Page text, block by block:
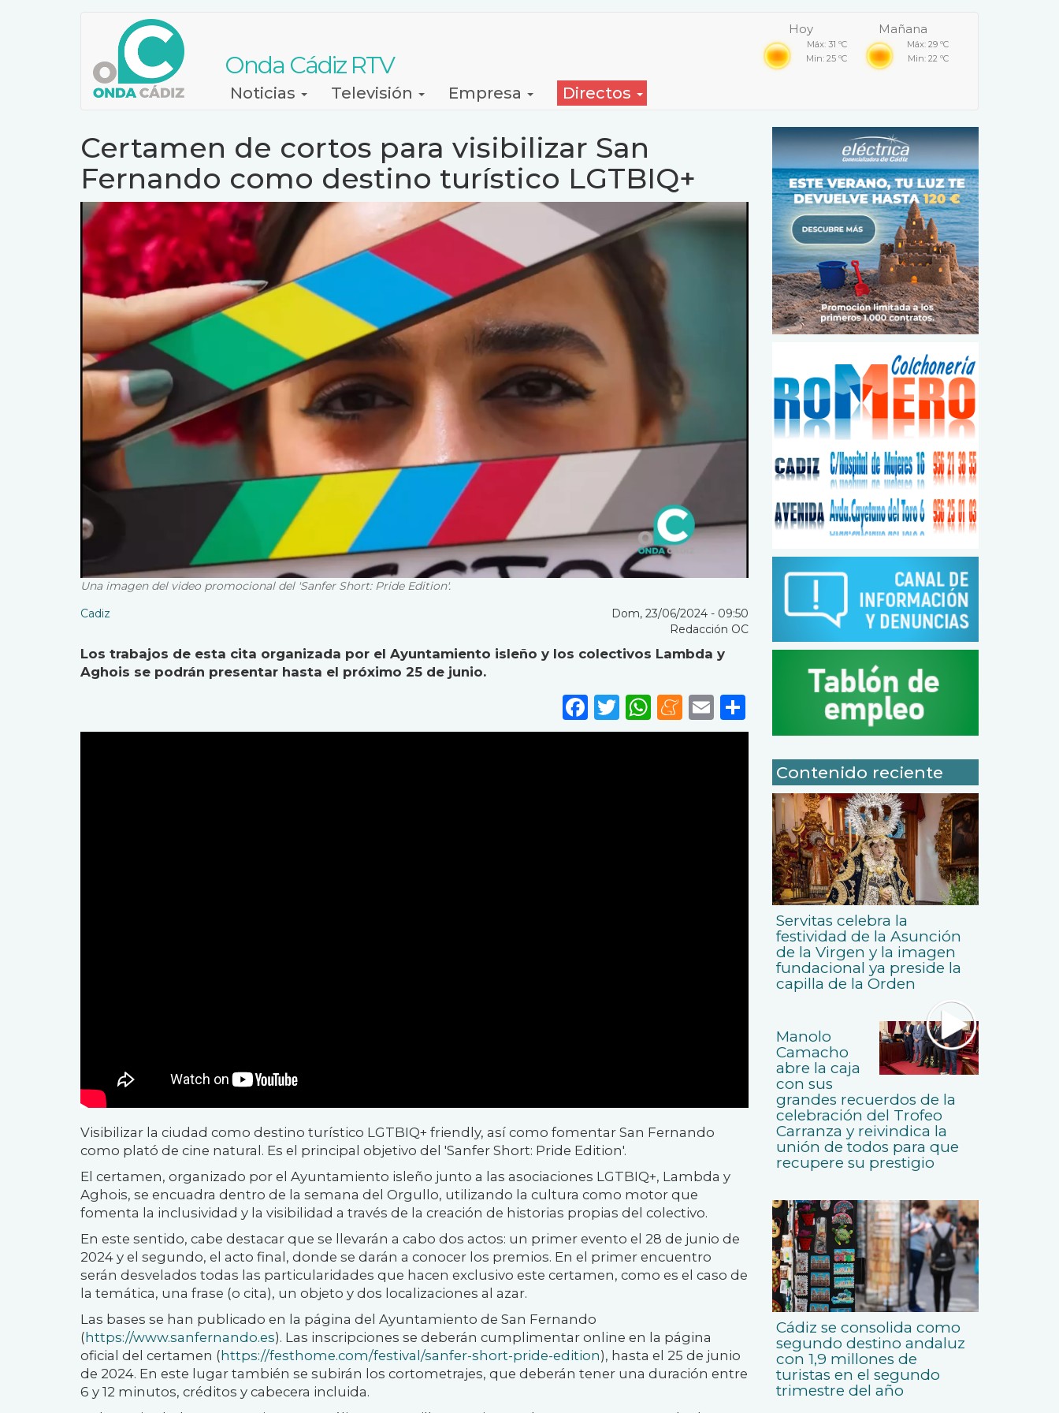
Onda Cádiz RTV
Hoy
Máx: 31 ºC
Min: 25 ºC
Mañana
Máx: 29 ºC
Min: 22 ºC
NavegaciónNoticias Televisión Empresa Directos
Certamen de cortos para visibilizar San
Fernando como destino turístico LGTBIQ+
Una imagen del video promocional del 'Sanfer Short: Pride Edition'.
Cadiz
Dom, 23/06/2024 - 09:50
Redacción OC
Los trabajos de esta cita organizada por el Ayuntamiento isleño y los colectivos Lambda y
Aghois se podrán presentar hasta el próximo 25 de junio.
Facebook
Twitter
WhatsApp
Meneame
EmailShare
Visibilizar la ciudad como destino turístico LGTBIQ+ friendly, así como fomentar San Fernando
como plató de cine natural. Es el principal objetivo del 'Sanfer Short: Pride Edition'.
El certamen, organizado por el Ayuntamiento isleño junto a las asociaciones LGTBIQ+, Lambda y
Aghois, se encuadra dentro de la semana del Orgullo, utilizando la cultura como motor que
fomenta la inclusividad y la visibilidad a través de la creación de historias propias del colectivo.
En este sentido, cabe destacar que se llevarán a cabo dos actos: un primer evento el 28 de junio de
2024 y el segundo, el acto final, donde se darán a conocer los premios. En el primer encuentro
serán desvelados todas las particularidades que hacen exclusivo este certamen, como es el caso de
la temática, una frase (o cita), un objeto y dos localizaciones al azar.
Las bases se han publicado en la página del Ayuntamiento de San Fernando
( https://www.sanfernando.es). Las inscripciones se deberán cumplimentar online en la página
oficial del certamen ( https://festhome.com/festival/sanfer-short-pride-edition), hasta el 25 de junio
de 2024. En este lugar también se subirán los cortometrajes, que deberán tener una duración entre
6 y 12 minutos, créditos y cabecera incluida.
Contenido reciente
Servitas celebra la
festividad de la Asunción
de la Virgen y la imagen
fundacional ya preside la
capilla de la Orden
Manolo
Camacho
abre la caja
con sus
grandes recuerdos de la
celebración del Trofeo
Carranza y reivindica la
unión de todos para que
recupere su prestigio
Cádiz se consolida como
segundo destino andaluz
con 1,9 millones de
turistas en el segundo
trimestre del año